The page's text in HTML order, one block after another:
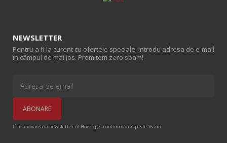
NEWSLETTER
Pentru a fi la curent cu ofertele speciale, introdu adresa de e-mail
în câmpul de mai jos. Promitem zero spam!
Prin abonarea la newsletter-ul Horologer confirm că am peste 16 ani.